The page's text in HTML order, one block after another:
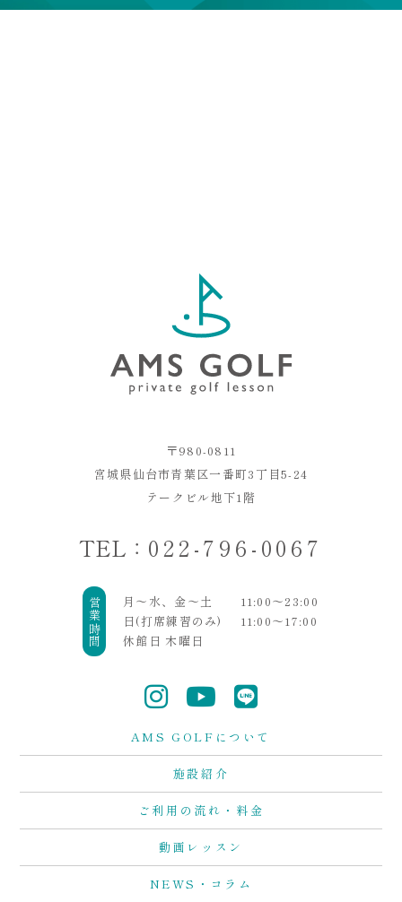
〒980-0811
宮城県仙台市青葉区一番町3丁目5-24
テークビル地下1階
TEL： 022-796-0067
営業時間 月〜水、金〜土
11:00〜23:00
日(打席練習のみ)
11:00〜17:00
休館日 木曜日
AMS GOLFについて
施設紹介
ご利用の流れ・料金
動画レッスン
NEWS・コラム